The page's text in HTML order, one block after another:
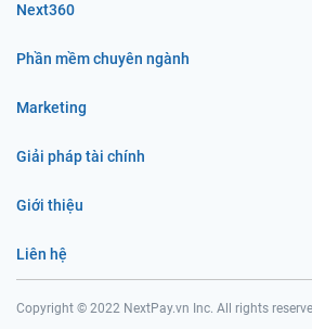
Next360
Phần mềm chuyên ngành
Marketing
Giải pháp tài chính
Giới thiệu
Liên hệ
Copyright © 2022 NextPay.vn Inc. All rights